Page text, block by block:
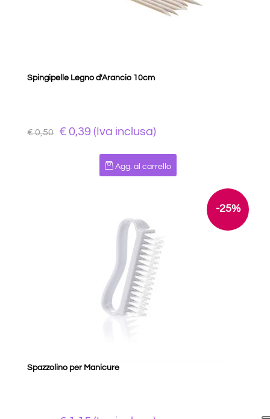
Spingipelle Legno d'Arancio 10cm
€ 0,50 € 0,39 (Iva inclusa)
Quantità
Agg. al carrello
-25%
Spazzolino per Manicure